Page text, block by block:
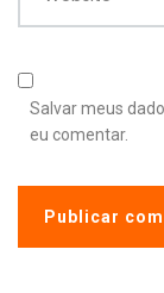
Salvar meus
eu comentar.